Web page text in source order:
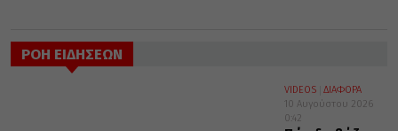
ΡΟΗ ΕΙΔΗΣΕΩΝ
VIDEOS
ΔΙΑΦΟΡΑ
10 Αυγούστου 2026
0:42